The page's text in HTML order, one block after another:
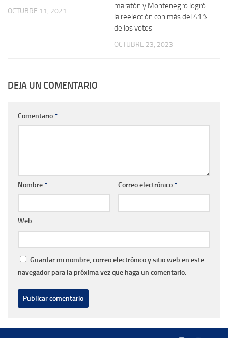
OCTUBRE 11, 2021
maratón y Montenegro logró
la reelección con más del 41 %
de los votos
OCTUBRE 23, 2023
DEJA UN COMENTARIO
Comentario*
Nombre* Correo electrónico*
Web
Guardar mi nombre, correo electrónico y sitio web en este
navegador para la próxima vez que haga un comentario.